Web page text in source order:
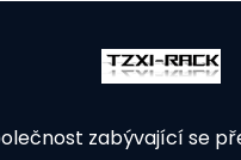
zabývající se